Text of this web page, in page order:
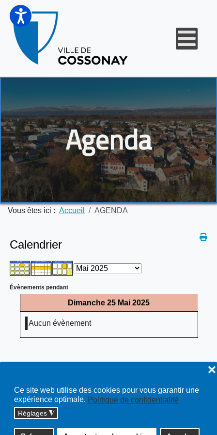
Ce site web utilise des cookies pour vous garantir une
expérience optimale. Politique de confidentialité
Réglages ◮
❌
Agenda
Vous êtes ici : Accueil AGENDA
Calendrier
Évènements pendant
Dimanche 25 Mai 2025
Aucun évènement
Copyright © 2026 cossonay.ch - tous droits réservés | site :